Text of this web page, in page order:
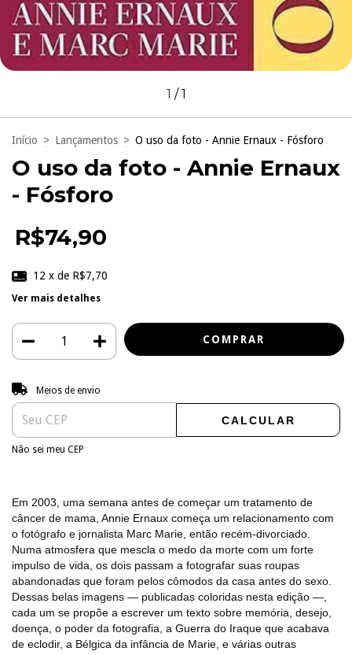
1 /1
Início > Lançamentos > O uso da foto - Annie Ernaux - Fósforo
O uso da foto - Annie Ernaux
- Fósforo
R$74,90
12 x de R$7,70
Ver mais detalhes
Entregas para o CEP:
Meios de envio
CALCULAR
Não sei meu CEP
Em 2003, uma semana antes de começar um tratamento de
câncer de mama, Annie Ernaux começa um relacionamento com
o fotógrafo e jornalista Marc Marie, então recém-divorciado.
Numa atmosfera que mescla o medo da morte com um forte
impulso de vida, os dois passam a fotografar suas roupas
abandonadas que foram pelos cômodos da casa antes do sexo.
Dessas belas imagens ― publicadas coloridas nesta edição ―,
cada um se propõe a escrever um texto sobre memória, desejo,
doença, o poder da fotografia, a Guerra do Iraque que acabava
de eclodir, a Bélgica da infância de Marie, e várias outras